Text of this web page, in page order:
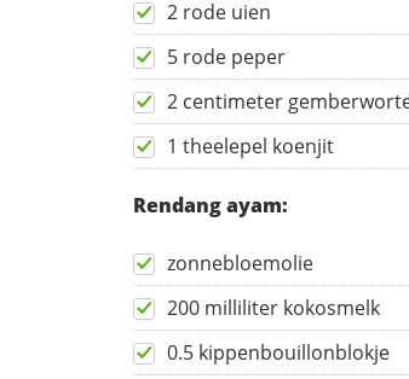
2 rode uien
5 rode peper
2 centimeter
1 theelepel koenjit
Rendang ayam:
zonnebloemolie
200 milliliter kokosmelk
0.5 kippenbouillonblokje